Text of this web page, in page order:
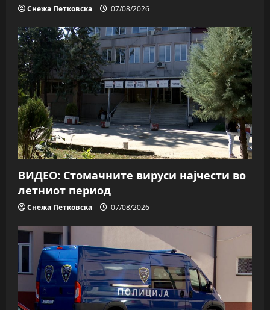
Снежа Петковска 07/08/2026
ВИДЕО: Стомачните вируси најчести во
летниот период
Снежа Петковска 07/08/2026